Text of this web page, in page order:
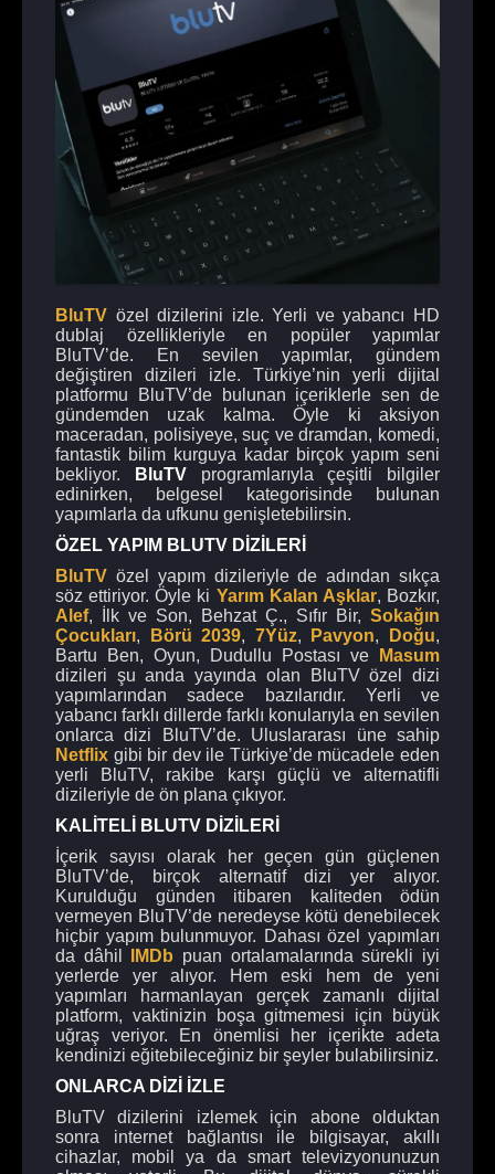
BluTV özel dizilerini izle. Yerli ve yabancı HD
dublaj özellikleriyle en popüler yapımlar
BluTV’de. En sevilen yapımlar, gündem
değiştiren dizileri izle. Türkiye’nin yerli dijital
platformu BluTV’de bulunan içeriklerle sen de
gündemden uzak kalma. Öyle ki aksiyon
maceradan, polisiyeye, suç ve dramdan, komedi,
fantastik bilim kurguya kadar birçok yapım seni
bekliyor.
BluTVprogramlarıyla çeşitli bilgiler
edinirken, belgesel kategorisinde bulunan
yapımlarla da ufkunu genişletebilirsin.
ÖZEL YAPIM BLUTV DİZİLERİ
BluTV özel yapım dizileriyle de adından sıkça
söz ettiriyor. Öyle ki Yarım Kalan Aşklar, Bozkır,
Alef, İlk ve Son, Behzat Ç., Sıfır Bir, Sokağın
Çocukları, Börü 2039, 7Yüz, Pavyon, Doğu,
Bartu Ben, Oyun, Dudullu Postası ve
Masum
dizileri şu anda yayında olan BluTV özel dizi
yapımlarından sadece bazılarıdır. Yerli ve
yabancı farklı dillerde farklı konularıyla en sevilen
onlarca dizi BluTV’de. Uluslararası üne sahip
Netflix gibi bir dev ile Türkiye’de mücadele eden
yerli BluTV, rakibe karşı güçlü ve alternatifli
dizileriyle de ön plana çıkıyor.
KALİTELİ BLUTV DİZİLERİ
İçerik sayısı olarak her geçen gün güçlenen
BluTV’de, birçok alternatif dizi yer alıyor.
Kurulduğu günden itibaren kaliteden ödün
vermeyen BluTV’de neredeyse kötü denebilecek
hiçbir yapım bulunmuyor. Dahası özel yapımları
da dâhil
IMDb puan ortalamalarında sürekli iyi
yerlerde yer alıyor. Hem eski hem de yeni
yapımları harmanlayan gerçek zamanlı dijital
platform, vaktinizin boşa gitmemesi için büyük
uğraş veriyor. En önemlisi her içerikte adeta
kendinizi eğitebileceğiniz bir şeyler bulabilirsiniz.
ONLARCA DİZİ İZLE
BluTV dizilerini izlemek için abone olduktan
sonra internet bağlantısı ile bilgisayar, akıllı
cihazlar, mobil ya da smart televizyonunuzun